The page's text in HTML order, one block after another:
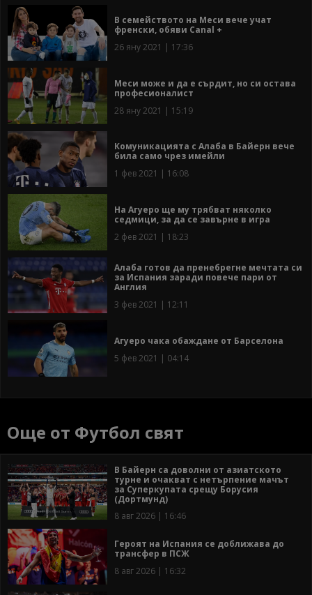
В семейството на Меси вече учат
френски, обяви Canal +
26 яну 2021 | 17:36
Меси може и да е сърдит, но си остава
професионалист
28 яну 2021 | 15:19
Комуникацията с Алаба в Байерн вече
била само чрез имейли
1 фев 2021 | 16:08
На Агуеро ще му трябват няколко
седмици, за да се завърне в игра
2 фев 2021 | 18:23
Алаба готов да пренебрегне мечтата си
за Испания заради повече пари от
Англия
3 фев 2021 | 12:11
Агуеро чака обаждане от Барселона
5 фев 2021 | 04:14
Още от Футбол свят
В Байерн са доволни от азиатското
турне и очакват с нетърпение мачът
за Суперкупата срещу Борусия
(Дортмунд)
8 авг 2026 | 16:46
Героят на Испания се доближава до
трансфер в ПСЖ
8 авг 2026 | 16:32